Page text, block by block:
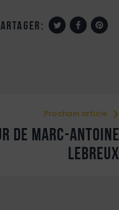
Prochain article
de Marc-antoine
lebreux